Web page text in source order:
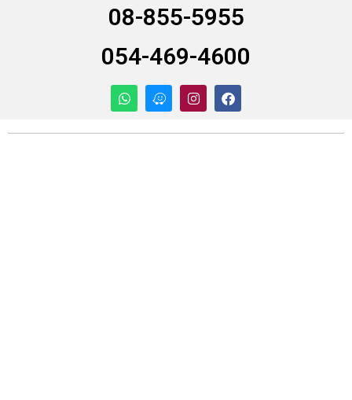
08-855-5955
054-469-4600